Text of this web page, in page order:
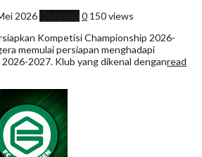
2026 0 150 views
Kompetisi Championship 2026-
memulai persiapan menghadapi
2027. Klub yang dikenal denganread